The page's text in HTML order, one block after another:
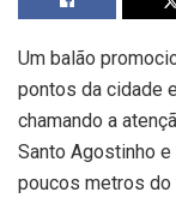
Um balão
pontos da cidade
chamando a
Santo Agostinho
poucos metros do